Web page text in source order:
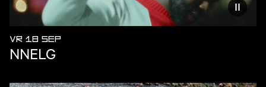
VR 18 SEP
NNELG